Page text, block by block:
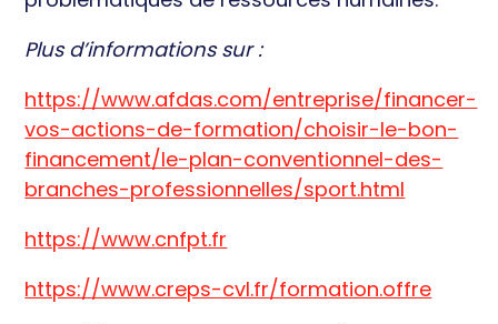
Plus d’informations sur :
https://www.afdas.com/entreprise/financer-
vos-actions-de-formation/choisir-le-bon-
financement/le-plan-conventionnel-des-
branches-professionnelles/sport.html
https://www.cnfpt.fr
https://www.creps-cvl.fr/formation.offre